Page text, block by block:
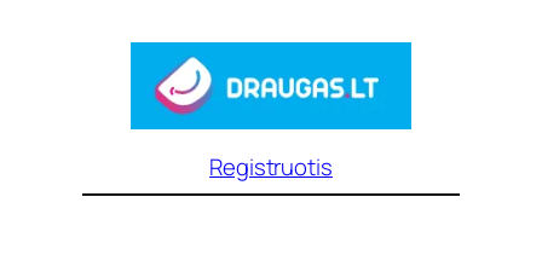
Registruotis